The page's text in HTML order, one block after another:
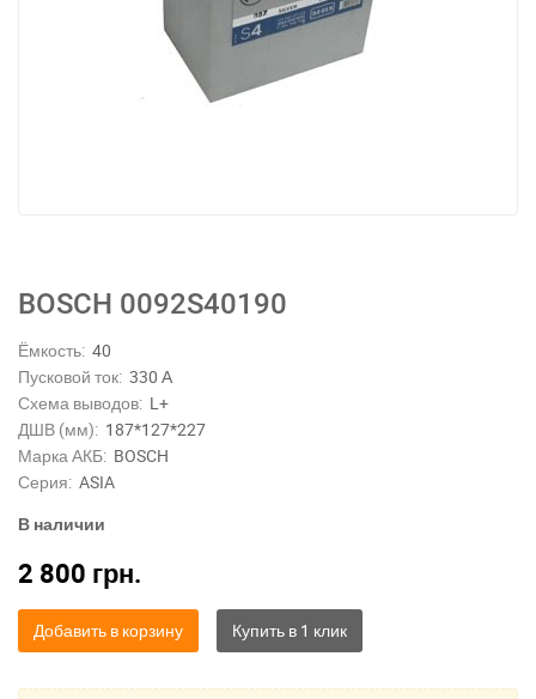
BOSCH 0092S40190
Ёмкость: 40
Пусковой ток: 330 А
Схема выводов: L+
ДШВ (мм): 187*127*227
Марка АКБ: BOSCH
Серия: ASIA
В наличии
2 800 грн.
Добавить в корзину